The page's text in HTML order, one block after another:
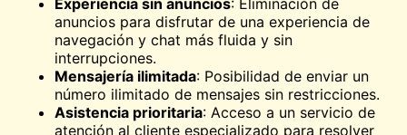
Experiencia sin anuncios: Eliminación de
anuncios para disfrutar de una experiencia de
navegación y chat más fluida y sin
interrupciones.
Mensajería ilimitada: Posibilidad de enviar un
número ilimitado de mensajes sin restricciones.
Asistencia prioritaria: Acceso a un servicio de
atención al cliente especializado para resolver